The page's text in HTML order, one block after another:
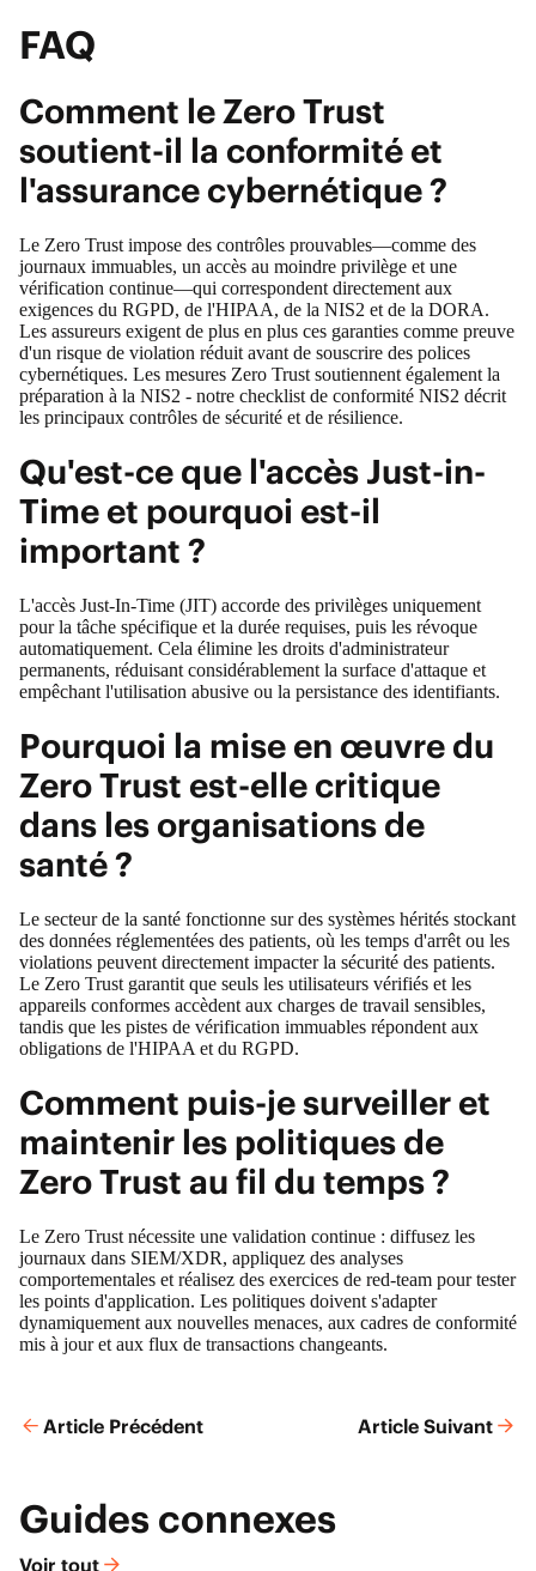
FAQ
Comment le Zero Trust
soutient-il la conformité et
l'assurance cybernétique ?
Le Zero Trust impose des contrôles prouvables—comme des
journaux immuables, un accès au moindre privilège et une
vérification continue—qui correspondent directement aux
exigences du RGPD, de l'HIPAA, de la NIS2 et de la DORA.
Les assureurs exigent de plus en plus ces garanties comme preuve
d'un risque de violation réduit avant de souscrire des polices
cybernétiques. Les mesures Zero Trust soutiennent également la
préparation à la NIS2 - notre checklist de conformité NIS2 décrit
les principaux contrôles de sécurité et de résilience.
Qu'est-ce que l'accès Just-in-
Time et pourquoi est-il
important ?
L'accès Just-In-Time (JIT) accorde des privilèges uniquement
pour la tâche spécifique et la durée requises, puis les révoque
automatiquement. Cela élimine les droits d'administrateur
permanents, réduisant considérablement la surface d'attaque et
empêchant l'utilisation abusive ou la persistance des identifiants.
Pourquoi la mise en œuvre du
Zero Trust est-elle critique
dans les organisations de
santé ?
Le secteur de la santé fonctionne sur des systèmes hérités stockant
des données réglementées des patients, où les temps d'arrêt ou les
violations peuvent directement impacter la sécurité des patients.
Le Zero Trust garantit que seuls les utilisateurs vérifiés et les
appareils conformes accèdent aux charges de travail sensibles,
tandis que les pistes de vérification immuables répondent aux
obligations de l'HIPAA et du RGPD.
Comment puis-je surveiller et
maintenir les politiques de
Zero Trust au fil du temps ?
Le Zero Trust nécessite une validation continue : diffusez les
journaux dans SIEM/XDR, appliquez des analyses
comportementales et réalisez des exercices de red-team pour tester
les points d'application. Les politiques doivent s'adapter
dynamiquement aux nouvelles menaces, aux cadres de conformité
mis à jour et aux flux de transactions changeants.
Article Précédent Article Suivant
Guides connexes
Voir tout